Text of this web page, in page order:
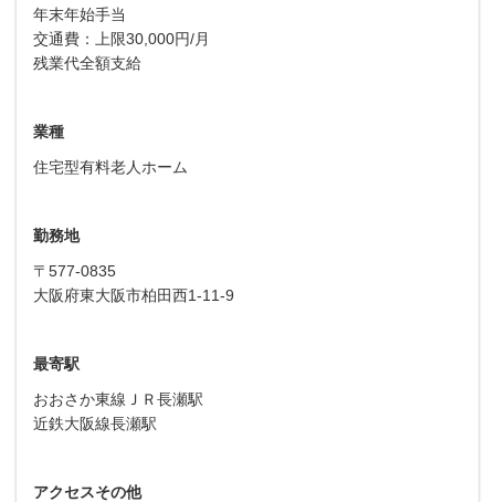
年末年始手当
交通費：上限30,000円/月
残業代全額支給
業種
住宅型有料老人ホーム
勤務地
〒577-0835
大阪府東大阪市柏田西1-11-9
最寄駅
おおさか東線ＪＲ長瀬駅
近鉄大阪線長瀬駅
アクセスその他